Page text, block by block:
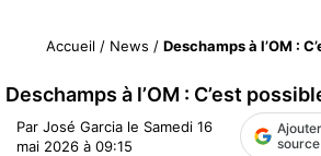
Accueil / News / Deschamps à l’OM :
Deschamps à l’OM : C’est
Par José Garcia le Samedi 16
mai 2026 à 09:15